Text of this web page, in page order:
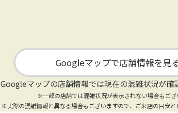
Googleマップで店舗情報を見
Googleマップの店舗情報では現在の混雑状況が確
※一部の店舗では混雑状況が表示されない場合もござ
※実際の混雑情報と異なる場合もございますので、ご来店の目安